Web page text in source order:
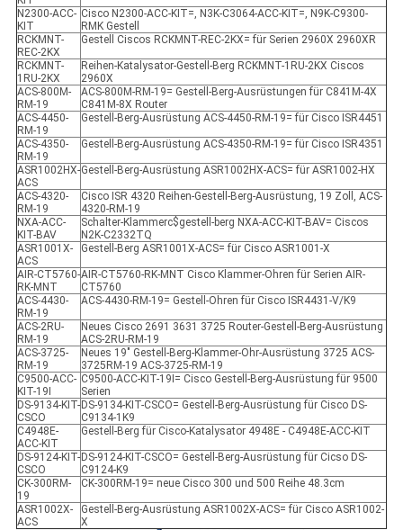
N2300-ACC-
KIT
Cisco N2300-ACC-KIT=, N3K-C3064-ACC-KIT=, N9K-C9300-
RMK Gestell
RCKMNT-
REC-2KX
Gestell Ciscos RCKMNT-REC-2KX= für Serien 2960X 2960XR
RCKMNT-
1RU-2KX
Reihen-Katalysator-Gestell-Berg RCKMNT-1RU-2KX Ciscos
2960X
ACS-800M-
RM-19
ACS-800M-RM-19= Gestell-Berg-Ausrüstungen für C841M-4X
C841M-8X Router
ACS-4450-
RM-19
Gestell-Berg-Ausrüstung ACS-4450-RM-19= für Cisco ISR4451
ACS-4350-
RM-19
Gestell-Berg-Ausrüstung ACS-4350-RM-19= für Cisco ISR4351
ASR1002HX-
ACS
Gestell-Berg-Ausrüstung ASR1002HX-ACS= für ASR1002-HX
ACS-4320-
RM-19
Cisco ISR 4320 Reihen-Gestell-Berg-Ausrüstung, 19 Zoll, ACS-
4320-RM-19
NXA-ACC-
KIT-BAV
Schalter-Klammerc$gestell-berg NXA-ACC-KIT-BAV= Ciscos
N2K-C2332TQ
ASR1001X-
ACS
Gestell-Berg ASR1001X-ACS= für Cisco ASR1001-X
AIR-CT5760-
RK-MNT
AIR-CT5760-RK-MNT Cisco Klammer-Ohren für Serien AIR-
CT5760
ACS-4430-
RM-19
ACS-4430-RM-19= Gestell-Ohren für Cisco ISR4431-V/K9
ACS-2RU-
RM-19
Neues Cisco 2691 3631 3725 Router-Gestell-Berg-Ausrüstung
ACS-2RU-RM-19
ACS-3725-
RM-19
Neues 19" Gestell-Berg-Klammer-Ohr-Ausrüstung 3725 ACS-
3725RM-19 ACS-3725-RM-19
C9500-ACC-
KIT-19I
C9500-ACC-KIT-19I= Cisco Gestell-Berg-Ausrüstung für 9500
Serien
DS-9134-KIT-
CSCO
DS-9134-KIT-CSCO= Gestell-Berg-Ausrüstung für Cisco DS-
C9134-1K9
C4948E-
ACC-KIT
Gestell-Berg für Cisco-Katalysator 4948E - C4948E-ACC-KIT
DS-9124-KIT-
CSCO
DS-9124-KIT-CSCO= Gestell-Berg-Ausrüstung für Cicso DS-
C9124-K9
CK-300RM-
19
CK-300RM-19= neue Cisco 300 und 500 Reihe 48.3cm
ASR1002X-
ACS
Gestell-Berg-Ausrüstung ASR1002X-ACS= für Cisco ASR1002-
X